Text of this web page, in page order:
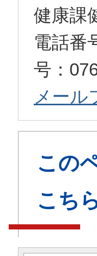
健康課
電話番
号：
メール
この
こち